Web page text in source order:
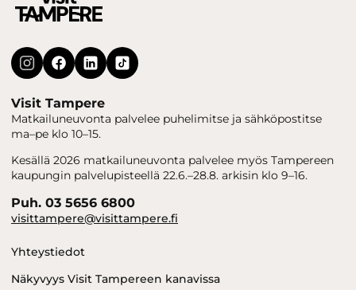
Visit Tampere
Matkailuneuvonta palvelee puhelimitse ja sähköpostitse
ma–pe klo 10–15.
Kesällä 2026 matkailuneuvonta palvelee myös Tampereen
kaupungin palvelupisteellä 22.6.–28.8. arkisin klo 9–16.
Puh. 03 5656 6800
visittampere@visittampere.fi
Yhteystiedot
Näkyvyys Visit Tampereen kanavissa